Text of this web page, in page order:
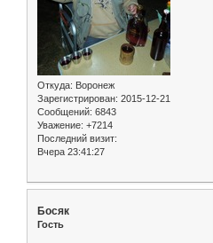
Откуда: Воронеж
Зарегистрирован: 2015-12-21
Сообщений: 6843
Уважение: +7214
Последний визит:
Вчера 23:41:27
Босяк
Гость